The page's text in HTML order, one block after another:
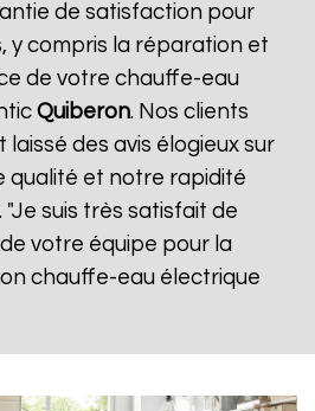
de satisfaction pour
y compris la réparation et
de votre chauffe-eau
Quiberon. Nos clients
des avis élogieux sur
qualité et notre rapidité
suis très satisfait de
votre équipe pour la
chauffe-eau électrique